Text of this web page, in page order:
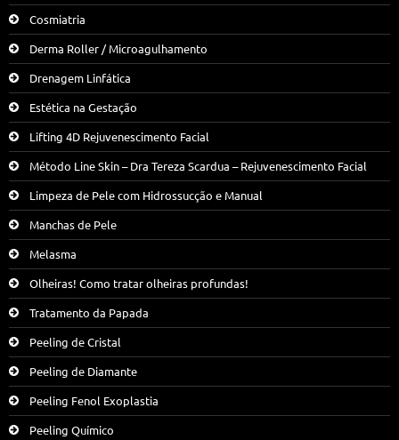
Cosmiatria
Derma Roller / Microagulhamento
Drenagem Linfática
Estética na Gestação
Lifting 4D Rejuvenescimento Facial
Método Line Skin – Dra Tereza Scardua – Rejuvenescimento Facial
Limpeza de Pele com Hidrossucção e Manual
Manchas de Pele
Melasma
Olheiras! Como tratar olheiras profundas!
Tratamento da Papada
Peeling de Cristal
Peeling de Diamante
Peeling Fenol Exoplastia
Peeling Químico